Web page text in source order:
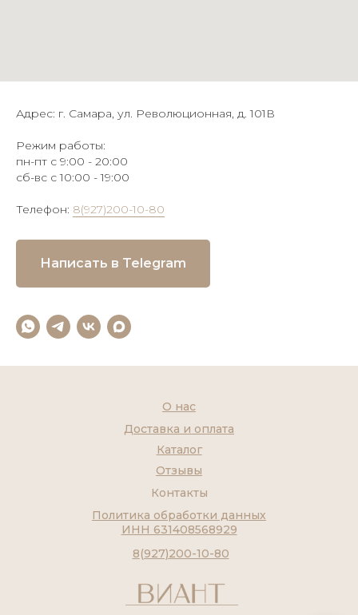
Адрес: г. Самара, ул. Революционная, д. 101В
Режим работы:
пн-пт с 9:00 - 20:00
сб-вс с 10:00 - 19:00
Телефон: 8(927)200-10-80
Написать в Telegram
Контакты
8(927)200-10-80
Каталог
О нас
Доставка и оплата
Отзывы
Политика обработки данных
ИНН 631408568929